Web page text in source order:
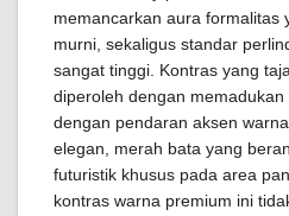
memancarkan aura formalitas
murni, sekaligus standar
sangat tinggi. Kontras yang
diperoleh dengan
dengan pendaran aksen
elegan, merah bata yang
futuristik khusus pada area
kontras warna premium ini